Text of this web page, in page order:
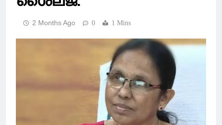
2 Months Ago 0 1 Mins